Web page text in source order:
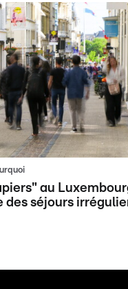
au
des séjours